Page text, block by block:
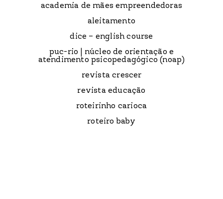
academia de mães empreendedoras
aleitamento
dice – english course
puc-rio | núcleo de orientação e
atendimento psicopedagógico (noap)
revista crescer
revista educação
roteirinho carioca
roteiro baby